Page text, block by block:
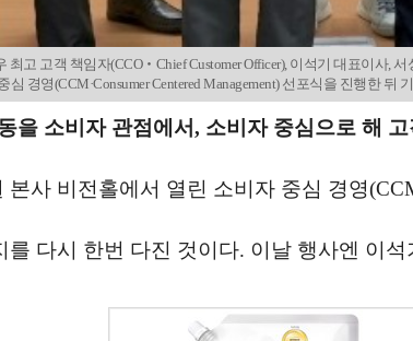
고 고객 책임자(CCO‧Chief Customer Officer), 이석기 대표이사,
심 경영(CCM·Consumer Centered Management) 선포식을 진행한 뒤
을 소비자 관점에서, 소비자 중심으로 해
사 비전홀에서 열린 소비자 중심 경영
다시 한번 다진 것이다. 이날 행사엔 이